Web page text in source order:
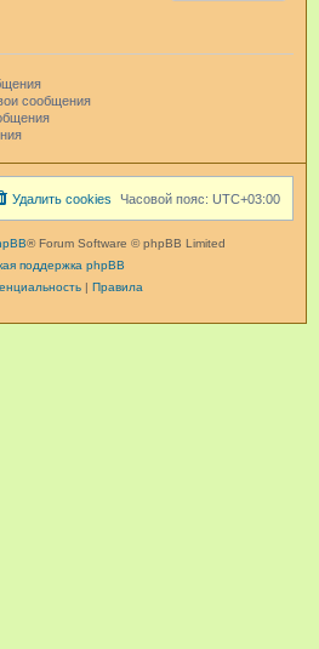
сообщения
Часовой пояс: UTC+03:00
Удалить cookies
® Forum Software © phpBB Limited
поддержка phpBB
| Правила